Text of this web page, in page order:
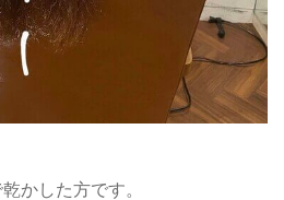
かした方です。